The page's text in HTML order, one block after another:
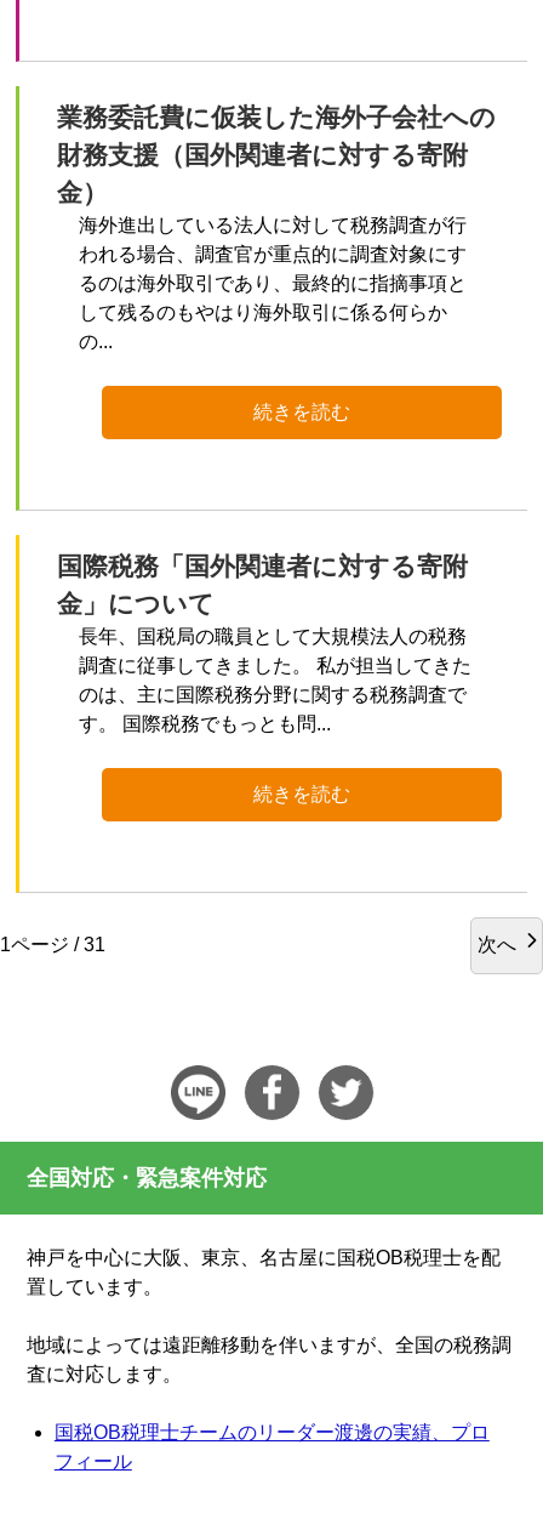
業務委託費に仮装した海外子会社への
財務支援（国外関連者に対する寄附
金）
海外進出している法人に対して税務調査が行
われる場合、調査官が重点的に調査対象にす
るのは海外取引であり、最終的に指摘事項と
して残るのもやはり海外取引に係る何らか
の...
続きを読む
国際税務「国外関連者に対する寄附
金」について
長年、国税局の職員として大規模法人の税務
調査に従事してきました。 私が担当してきた
のは、主に国際税務分野に関する税務調査で
す。 国際税務でもっとも問...
続きを読む
1ページ / 31 次へ
全国対応・緊急案件対応
神戸を中心に大阪、東京、名古屋に国税OB税理士を配
置しています。
地域によっては遠距離移動を伴いますが、全国の税務調
査に対応します。
国税OB税理士チームのリーダー渡邊の実績、プロ
フィール